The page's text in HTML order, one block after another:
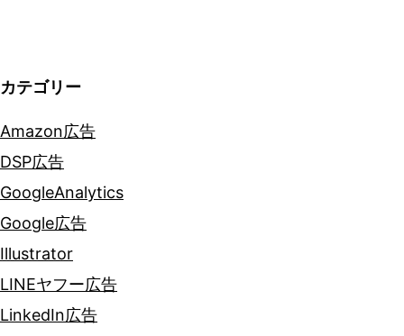
ン
カテゴリー
Amazon広告
DSP広告
GoogleAnalytics
Google広告
Illustrator
LINEヤフー広告
LinkedIn広告